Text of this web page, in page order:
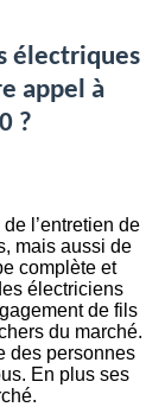
électriques
appel à
?
l’entretien de
mais aussi de
complète et
électriciens
de fils
du marché.
des personnes
En plus ses